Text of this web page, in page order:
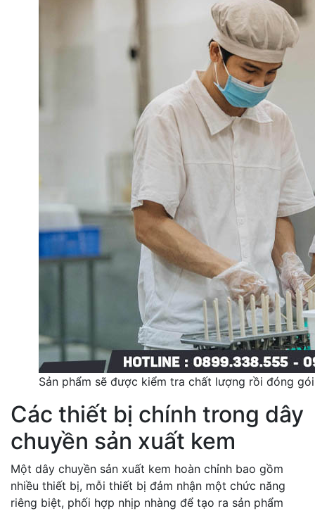
Sản phẩm sẽ được kiểm tra chất lượng rồi đóng
Các thiết bị chính trong dây
chuyền sản xuất kem
Một dây chuyền sản xuất kem hoàn chỉnh bao gồm
nhiều thiết bị, mỗi thiết bị đảm nhận một chức năng
riêng biệt, phối hợp nhịp nhàng để tạo ra sản phẩm